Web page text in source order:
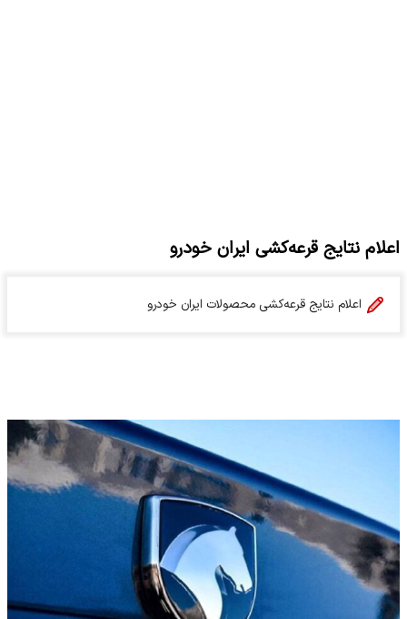
اعلام نتایج قرعه‌کشی ایران خودرو
اعلام نتایج قرعه‌کشی محصولات ایران خودرو